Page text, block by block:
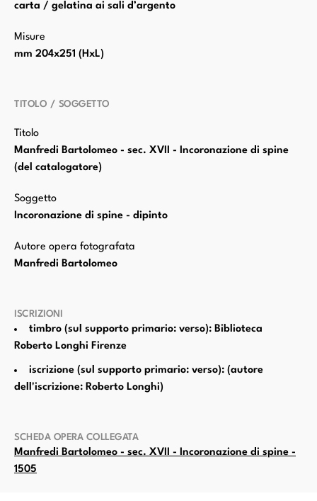
carta / gelatina ai sali d’argento
Misure
mm 204x251 (HxL)
TITOLO / SOGGETTO
Titolo
Manfredi Bartolomeo - sec. XVII - Incoronazione di spine
(del catalogatore)
Soggetto
Incoronazione di spine - dipinto
Autore opera fotografata
Manfredi Bartolomeo
ISCRIZIONI
timbro (sul supporto primario: verso): Biblioteca
Roberto Longhi Firenze
iscrizione (sul supporto primario: verso): (autore
dell'iscrizione: Roberto Longhi)
SCHEDA OPERA COLLEGATA
Manfredi Bartolomeo - sec. XVII - Incoronazione di spine -
1505